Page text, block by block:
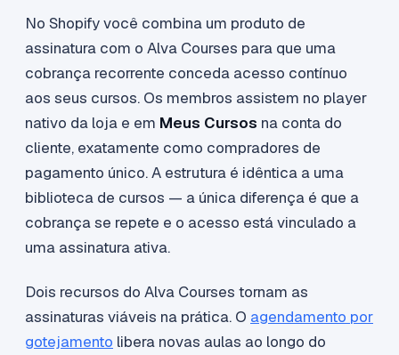
No Shopify você combina um produto de
assinatura com o Alva Courses para que uma
cobrança recorrente conceda acesso contínuo
aos seus cursos. Os membros assistem no player
nativo da loja e em Meus Cursos na conta do
cliente, exatamente como compradores de
pagamento único. A estrutura é idêntica a uma
biblioteca de cursos — a única diferença é que a
cobrança se repete e o acesso está vinculado a
uma assinatura ativa.
Dois recursos do Alva Courses tornam as
assinaturas viáveis na prática. O agendamento por
gotejamento libera novas aulas ao longo do